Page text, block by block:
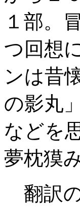
１部。
つ回想
ンは昔
の影丸
などを
夢枕獏
翻訳